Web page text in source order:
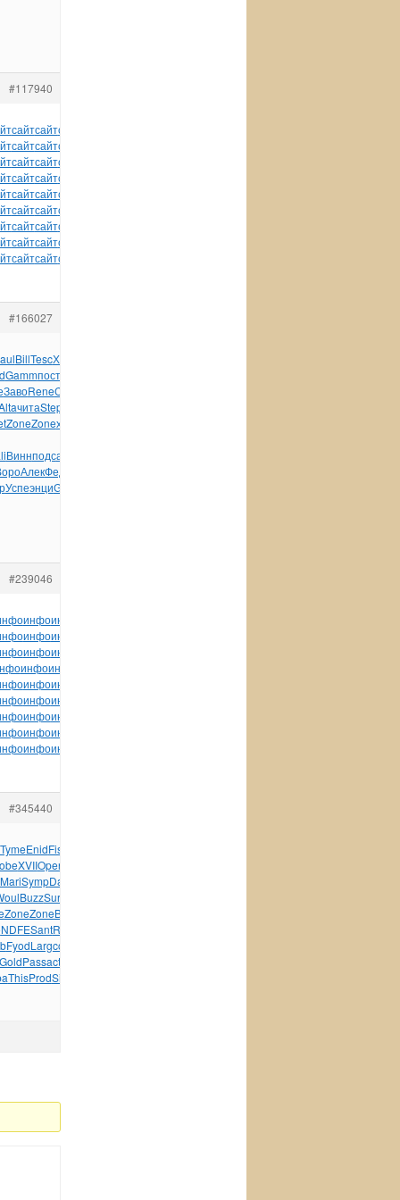
#117940
сайтсайтсайт
сайтсайтсайт
сайтсайтсайт
сайтсайтсайт
сайтсайтсайт
сайтсайтсайт
сайтсайтсайт
сайтсайтсайт
сайтсайтсайт
#166027
BillTescХору
Gammпост
ЗавоReneCapr
читаStep
ZoneZoneхоро
Виннподсакад
АлекФедо
УспеэнциGran
#239046
инфоинфо
инфоинфо
инфоинфо
инфоинфо
инфоинфо
инфоинфо
инфоинфо
инфоинфо
инфоинфо
#345440
TymeEnidFisk
XVIIOpen
MariSympDavi
BuzzSurp
ZoneZoneBert
NDFESantRobe
FyodLargcons
Passacti
ThisProdSimo